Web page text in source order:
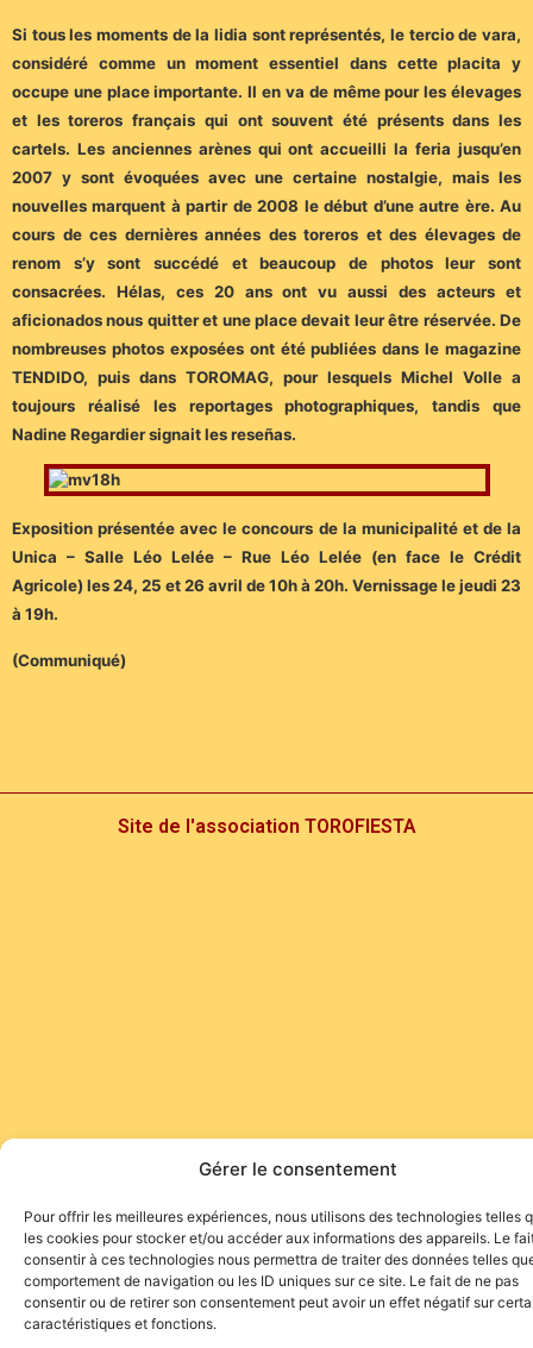
Gérer le consentement
Pour offrir les meilleures expériences, nous utilisons des technologies telles
les cookies pour stocker et/ou accéder aux informations des appareils. Le
consentir à ces technologies nous permettra de traiter des données telles
comportement de navigation ou les ID uniques sur ce site. Le fait de ne pas
consentir ou de retirer son consentement peut avoir un effet négatif sur
caractéristiques et fonctions.
Si tous les moments de la lidia sont représentés, le tercio de vara,
considéré comme un moment essentiel dans cette placita y
occupe une place importante. Il en va de même pour les élevages
et les toreros français qui ont souvent été présents dans les
cartels. Les anciennes arènes qui ont accueilli la feria jusqu’en
2007 y sont évoquées avec une certaine nostalgie, mais les
nouvelles marquent à partir de 2008 le début d’une autre ère. Au
cours de ces dernières années des toreros et des élevages de
renom s’y sont succédé et beaucoup de photos leur sont
consacrées. Hélas, ces 20 ans ont vu aussi des acteurs et
aficionados nous quitter et une place devait leur être réservée. De
nombreuses photos exposées ont été publiées dans le magazine
TENDIDO, puis dans TOROMAG, pour lesquels Michel Volle a
toujours réalisé les reportages photographiques, tandis que
Nadine Regardier signait les reseñas.
Exposition présentée avec le concours de la municipalité et de la
Unica – Salle Léo Lelée – Rue Léo Lelée (en face le Crédit
Agricole) les 24, 25 et 26 avril de 10h à 20h. Vernissage le jeudi 23
à 19h.
(Communiqué)
Site de l'association TOROFIESTA